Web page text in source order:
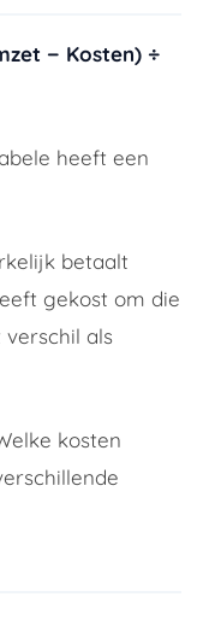
− Kosten) ÷
heeft een
betaalt
gekost om die
als
kosten